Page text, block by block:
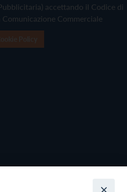
accettando il Codice di
Commerciale